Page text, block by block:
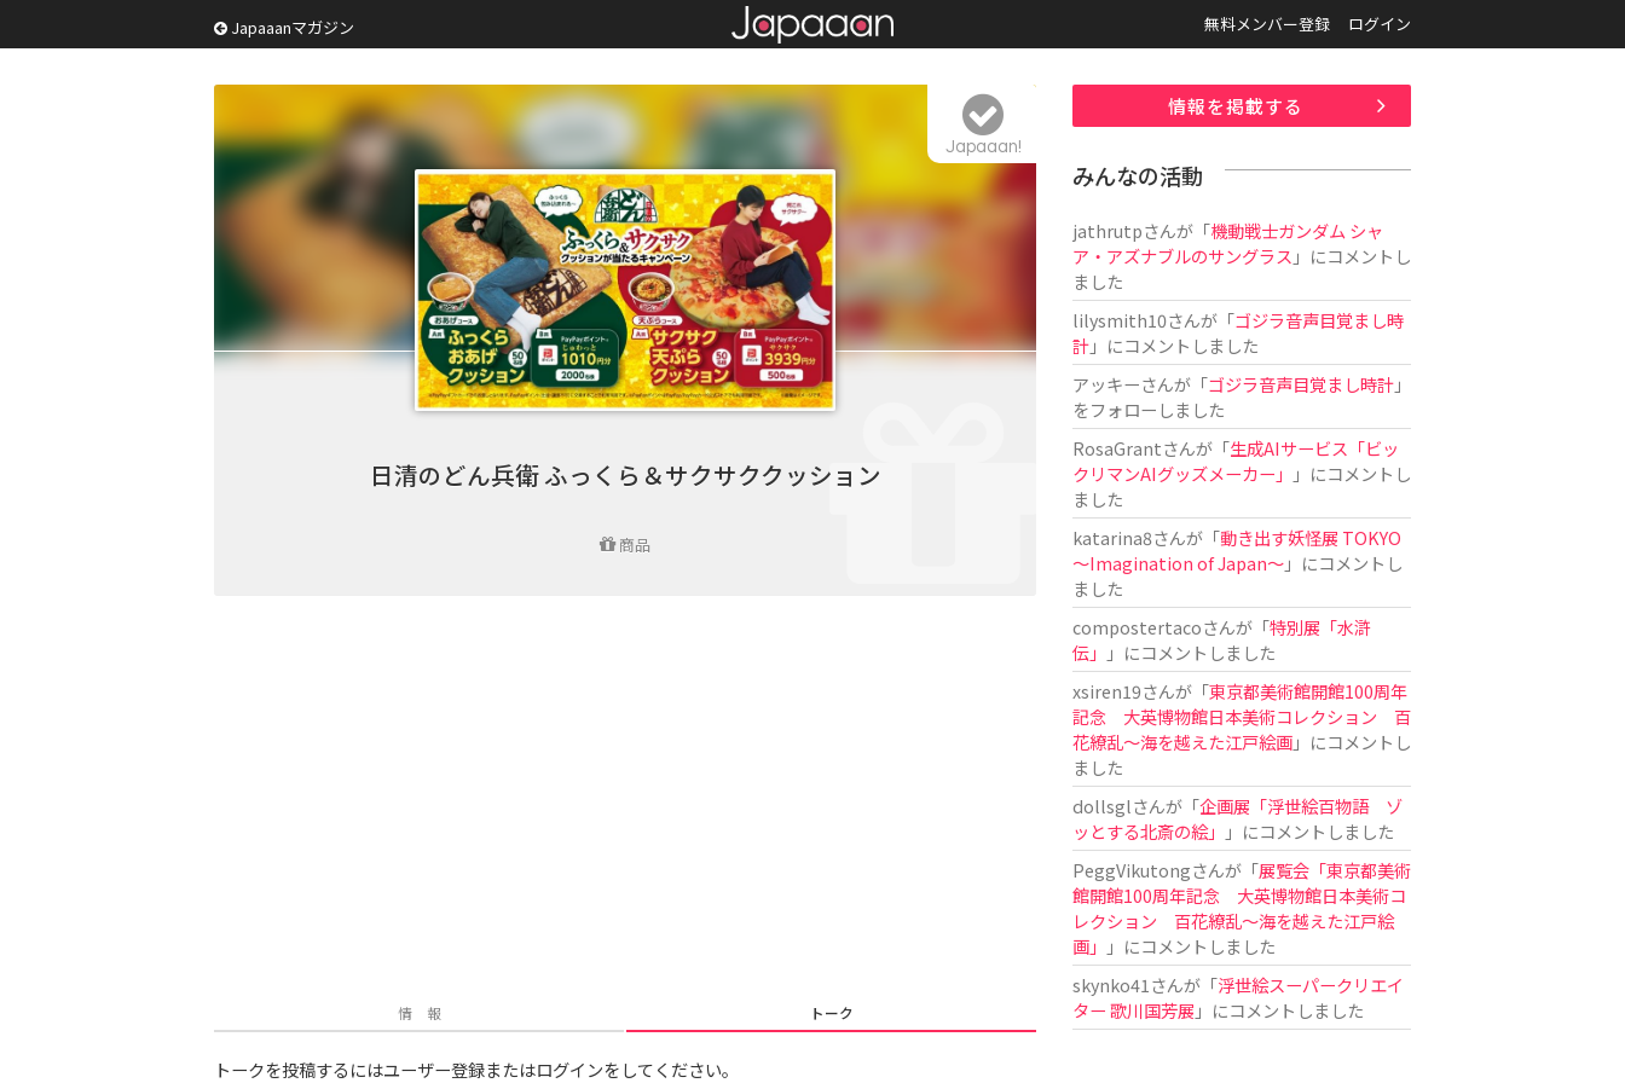
Japaaanマガジン 無料メンバー登録 ログイン
日清のどん兵衛 ふっくら＆サクサククッション
商品
Japaaan!
情 報 トーク
トークを投稿するにはユーザー登録またはログインをしてください。
情報を掲載する
みんなの活動
jathrutpさんが「機動戦士ガンダム シャ
ア・アズナブルのサングラス 」にコメントし
ました
lilysmith10さんが「ゴジラ音声目覚まし時
計」にコメントしました
アッキーさんが「ゴジラ音声目覚まし時計」
をフォローしました
RosaGrantさんが「生成AIサービス「ビッ
クリマンAIグッズメーカー」
」にコメントし
ました
katarina8さんが「動き出す妖怪展 TOKYO
〜Imagination of Japan〜」にコメントし
ました
compostertacoさんが「特別展「水滸
伝」
」にコメントしました
xsiren19さんが「東京都美術館開館100周年
記念 大英博物館日本美術コレクション 百
花繚乱～海を越えた江戸絵画」にコメントし
ました
dollsglさんが「企画展「浮世絵百物語 ゾ
ッとする北斎の絵」
」にコメントしました
PeggVikutongさんが「展覧会「東京都美術
館開館100周年記念 大英博物館日本美術コ
レクション 百花繚乱〜海を越えた江戸絵
画」
」にコメントしました
skynko41 さんが「浮世絵スーパークリエイ
ター 歌川国芳展 」にコメントしました